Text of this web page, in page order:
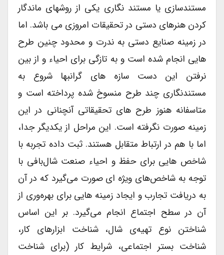
مستندسازی یا مستند نگاری یکی از روشهای ماندگار
کردن هنرهای دستی در تحقیقات امروزی می باشد. اما
در زمینه صنایع دستی به ندرت و محدود چنین طرح
هایی انجام شده است و به تازگی برای احیاء و از بین
نرفتن این دست سازه های گرانبها شروع به
مستندنگاری چند طرح منسوخ شده پرداخته است و
متاسفانه هنوز طرح های تحقیقاتی آنچنانی در این
زمینه صورت نگرفته است. این مراحل از یکدیگر جدا،
اما با هم در ارتباط متقابل هستند. ثبت داده تجربه با
شاخص هایی برای حفظ و احیاء صنعت شال‌بافی با
توجه به شاخص‌های ویژه ای صورت می‌گیرد که در آن
به دریافت تجارب و ایجاد زمینه هایی برای بهره‌وری از
آن در سطح اجتماع انجام می‌گیرد. بر این اساس
شناختن نوع تهیه‌ی شال، شناخت ابزارهای کار،
شناخت بستر اجتماعی، شرایط کار (برای شناخت